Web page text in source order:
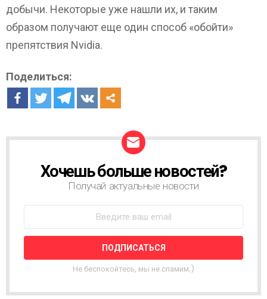
добычи. Некоторые уже нашли их, и таким
образом получают еще один способ «обойти»
препятствия Nvidia.
Поделиться:
О
Т
Н
Я
Хочешь больше новостей?
Получай актуальные новости
Не беспокойтесь, мы не спамим;)